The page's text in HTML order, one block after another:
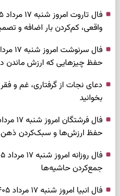
واقعی، کم‌کردن بار اضافه و
حفظ چیزهایی که ارزش ماندن
دعای نجات از گرفتاری، غم و
بخوانید
حفظ ارزش‌ها و سبک‌کردن ذهن
جمع‌کردن حاشیه‌ها